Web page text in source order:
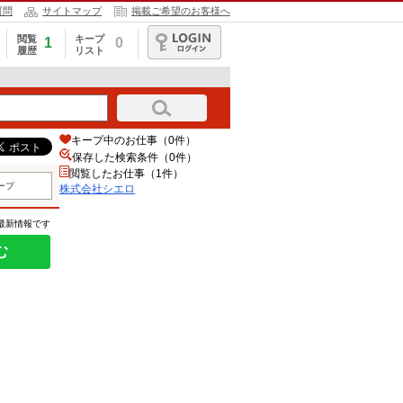
問 サイトマップ 掲載ご希望のお客様へ
閲覧
履歴
1
キープ
リスト
0
ログイン
プ
新情報です
キープ中のお仕事（0件）
保存した検索条件（0件）
閲覧したお仕事（1件）
株式会社シエロ